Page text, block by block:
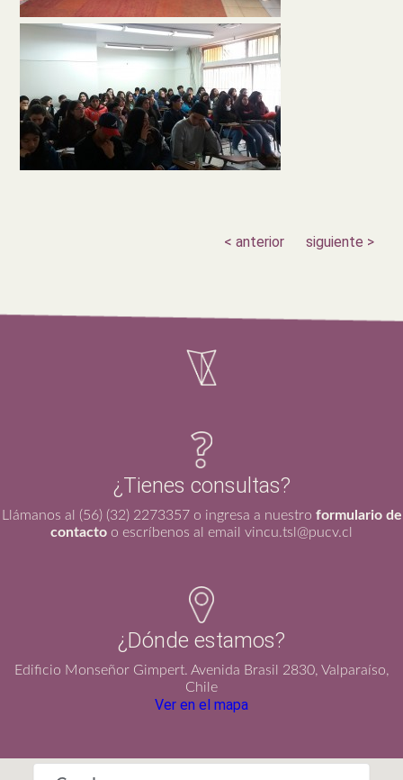
< anterior siguiente >
¿Tienes consultas?
Llámanos al (56) (32) 2273357 o ingresa a nuestro formulario de
contacto o escríbenos al email vincu.tsl@pucv.cl
¿Dónde estamos?
Edificio Monseñor Gimpert. Avenida Brasil 2830, Valparaíso,
Chile
Ver en el mapa